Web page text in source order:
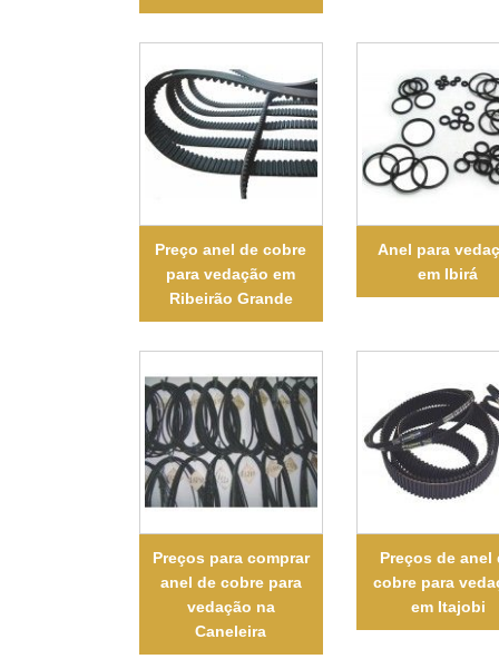
Preço anel de cobre
para vedação em
Ribeirão Grande
Anel para
em Ibirá
Preços para comprar
anel de cobre para
vedação na
Caneleira
Preços de anel
cobre para
em Itajobi